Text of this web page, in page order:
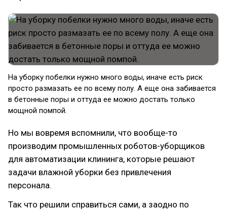
На уборку побелки нужно много воды, иначе есть риск
просто размазать ее по всему полу. А еще она забивается
в бетонные поры и оттуда ее можно достать только
мощной помпой.
Но мы вовремя вспомнили, что вообще-то
производим промышленных роботов-уборщиков
для автоматизации клининга, которые решают
задачи влажной уборки без привлечения
персонала.
Так что решили справиться сами, а заодно по